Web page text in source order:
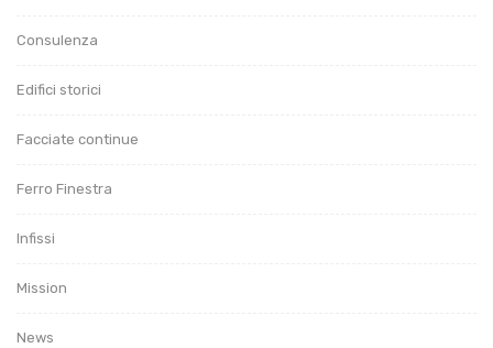
Consulenza
Edifici storici
Facciate continue
Ferro Finestra
Infissi
Mission
News